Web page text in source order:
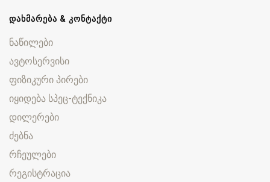
ᲓᲐᲮᲛᲐᲠᲔᲑᲐ & ᲙᲝᲜᲢᲐᲥᲢᲘ
ნაწილები
ავტოსერვისი
ფიზიკური პირები
იყიდება სპეც-ტექნიკა
დილერები
ძებნა
რჩეულები
რეგისტრაცია